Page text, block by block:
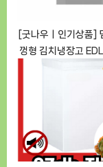
[굿나우ㅣ인기상품]
껑형 김치냉장고
(120L) – 1등급